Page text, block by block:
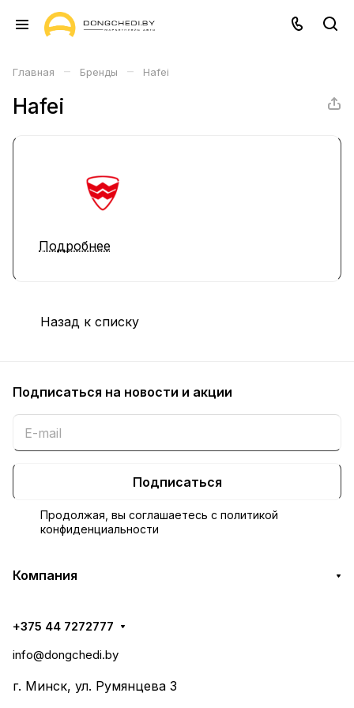
Главная – Бренды – Hafei
Hafei
Подробнее
Назад к списку
Подписаться на новости и акции
Подписаться
Продолжая, вы соглашаетесь с политикой
конфиденциальности
Компания
+375 44 7272777
info@dongchedi.by
г. Минск, ул. Румянцева 3